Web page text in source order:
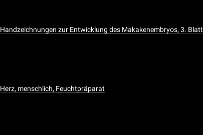
Handzeichnungen zur Entwicklung des Makakenembryos, 3. Blatt
Herz, menschlich, Feuchtpräparat